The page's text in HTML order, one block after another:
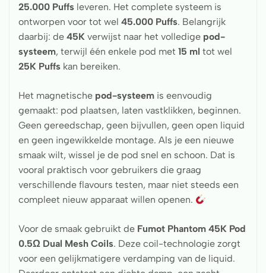
25.000 Puffs leveren. Het complete systeem is
ontworpen voor tot wel 45.000 Puffs. Belangrijk
daarbij: de 45K verwijst naar het volledige pod-
systeem, terwijl één enkele pod met 15 ml tot wel
25K Puffs kan bereiken.
Het magnetische pod-systeem is eenvoudig
gemaakt: pod plaatsen, laten vastklikken, beginnen.
Geen gereedschap, geen bijvullen, geen open liquid
en geen ingewikkelde montage. Als je een nieuwe
smaak wilt, wissel je de pod snel en schoon. Dat is
vooral praktisch voor gebruikers die graag
verschillende flavours testen, maar niet steeds een
compleet nieuw apparaat willen openen.
Voor de smaak gebruikt de Fumot Phantom 45K Pod
0.5Ω Dual Mesh Coils. Deze coil-technologie zorgt
voor een gelijkmatigere verdamping van de liquid.